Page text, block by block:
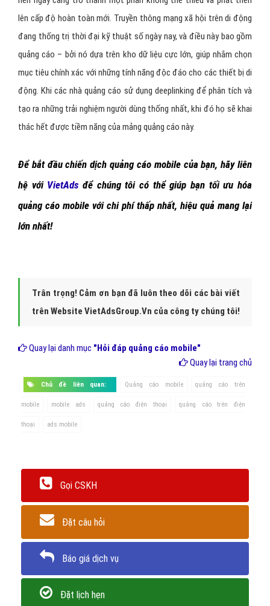
di động, bạn cần phải đo lường được hiệu quả một cách không
ngừng nghỉ. Bạn có thể sử dụng các công cụ phân tích của các
mạng xã hội để biết được hiệu quả, hoặc một đối tác phân tích để
có được các chức năng nâng cao như lưu giữ và nghiên cứu báo
cáo, phân bố điểm chạm, phân tích giá trị bền vững và so sánh với
nhiều hoạt động quảng cáo trên hàng trăm các nguồn phương tiện
truyền thông khác.
Ảnh minh họa
- Một điểm quan trọng nữa đó là bạn chỉ có thể đo lường các
hợp SDK trong ứng dụng của bạn hoặc các SDK của các đối tác đo
lường di động chính thức của Facebook và Twitter (dưới đây là
danh sách đối tác của Facebook, và của Twitter).
- Facebook cũng đã thông báo rằng kể từ ngày 04 tháng 11 năm
2015, các nhà quảng cáo sẽ không còn có thể truy cập dữ liệu từ
thiết bị ứng dụng cài đặt chiến dịch chạy trên các mạng xã hội.